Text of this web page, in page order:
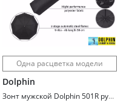
Одна расцветка модели
Dolphin
Зонт мужской Dolphin 501R ручка крюк premium